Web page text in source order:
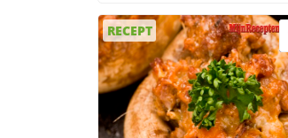
RECEPT